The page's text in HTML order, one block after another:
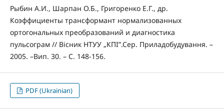
Рыбин А.И., Шарпан О.Б., Григоренко Е.Г., др.
Коэффициенты трансформант нормализованных
ортогональных преобразований и диагностика
пульсограм // Вісник НТУУ „КПІ”.Сер. Приладобудування. –
2005. –Вип. 30. – С. 148-156.
PDF (Ukrainian)